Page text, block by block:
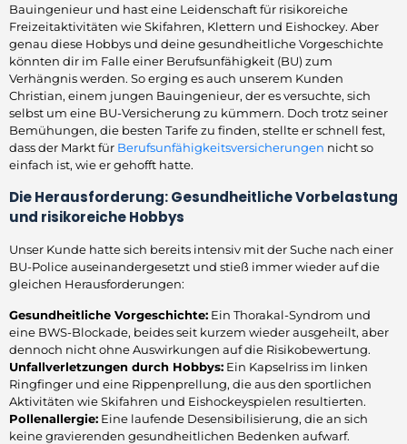
Bauingenieur und hast eine Leidenschaft für risikoreiche
Freizeitaktivitäten wie Skifahren, Klettern und Eishockey. Aber
genau diese Hobbys und deine gesundheitliche Vorgeschichte
könnten dir im Falle einer Berufsunfähigkeit (BU) zum
Verhängnis werden. So erging es auch unserem Kunden
Christian, einem jungen Bauingenieur, der es versuchte, sich
selbst um eine BU-Versicherung zu kümmern. Doch trotz seiner
Bemühungen, die besten Tarife zu finden, stellte er schnell fest,
dass der Markt für Berufsunfähigkeitsversicherungen nicht so
einfach ist, wie er gehofft hatte.
Die Herausforderung: Gesundheitliche Vorbelastung
und risikoreiche Hobbys
Unser Kunde hatte sich bereits intensiv mit der Suche nach einer
BU-Police auseinandergesetzt und stieß immer wieder auf die
gleichen Herausforderungen:
Gesundheitliche Vorgeschichte: Ein Thorakal-Syndrom und
eine BWS-Blockade, beides seit kurzem wieder ausgeheilt, aber
dennoch nicht ohne Auswirkungen auf die Risikobewertung.
Unfallverletzungen durch Hobbys: Ein Kapselriss im linken
Ringfinger und eine Rippenprellung, die aus den sportlichen
Aktivitäten wie Skifahren und Eishockeyspielen resultierten.
Pollenallergie: Eine laufende Desensibilisierung, die an sich
keine gravierenden gesundheitlichen Bedenken aufwarf.